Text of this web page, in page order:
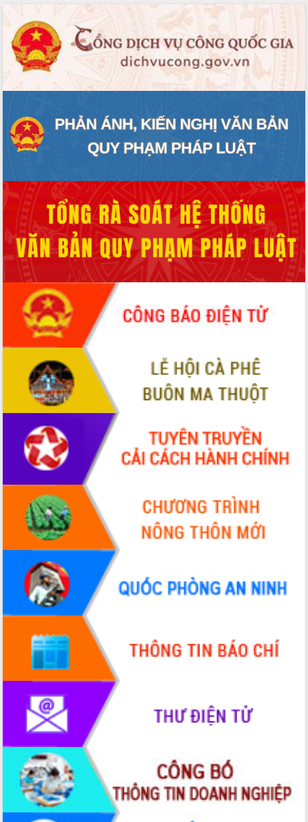
định EUDR
Thứ trưởng Bộ Nông nghiệp và Môi
trường Nguyễn Hoàng Hiệp khảo sát
vùng trồng và doanh nghiệp đóng gói
sầu riêng tại Đắk Lắk
món ăn từ sầu riêng
Đắk Lắk công bố Quy hoạch và xúc
tiến đầu tư tỉnh
ứng để giữ vững thị trường xuất khẩu
Diễn đàn Kinh tế tư nhân Việt Nam đột
phá cơ chế - Hợp tác công tư
Đề án 06 tạo bước ngoặt đột phá trong
cải cách hành chính tỉnh Đắk Lắk
Kết nối tour, đẩy mạnh chuyển đổi số
để phát triển du lịch Đắk Lắk
Khởi động Dự án Đầu tư xây dựng hạ
tầng kỹ thuật Cụm công nghiệp Tân
Tiến
Gặp mặt các cơ quan báo chí nhân Kỷ
niệm 101 năm Ngày Báo chí Cách
mạng Việt Nam
Đắk Lắk sơ kết 4 năm triển khai thực
hiện Đề án 06 của Chính phủ
Họp báo thông tin về Hội nghị Công bố
Quy hoạch và Xúc tiến đầu tư tỉnh Đắk
Lắk
Khơi thông điểm nghẽn, đẩy nhanh
giải ngân vốn khắc phục thiên tai
HĐND tỉnh thông qua điều chỉnh Quy
hoạch tỉnh thời kỳ 2021-2030
Hội thảo góp ý hồ sơ điều chỉnh quy
hoạch tỉnh Đắk Lắk thời kỳ 2021-2030,
tầm nhìn đến năm 2050
Nâng cao hiệu quả hoạt động của các
doanh nghiệp nhà nước
Hội nghị triển khai kết nối mạng
truyền số liệu chuyên dùng phục vụ cơ
quan Đảng, Nhà nước
Lễ phát động chuỗi hoạt động chung
tay làm sạch môi trường
Xã Ea Kar bước chuyển mình trong
công tác cải cách hành chính mô hình
UBND tỉnh họp báo định kỳ tháng 4
năm 2026
Hội thảo khoa học “Giải pháp thúc đẩy
phát triển nền kinh tế xanh tại tỉnh
Đắk Lắk”
Tăng cường giám sát, đôn đốc thực
hiện nhiệm vụ quản lý tài sản công
hàng tuần